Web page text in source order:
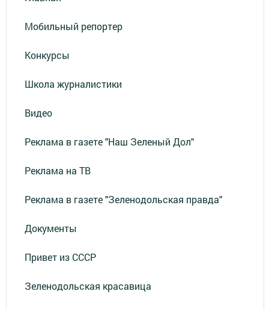
Мобильный репортер
Конкурсы
Школа журналистики
Видео
Реклама в газете "Наш Зеленый Дол"
Реклама на ТВ
Реклама в газете "Зеленодольская правда"
Документы
Привет из СССР
Зеленодольская красавица